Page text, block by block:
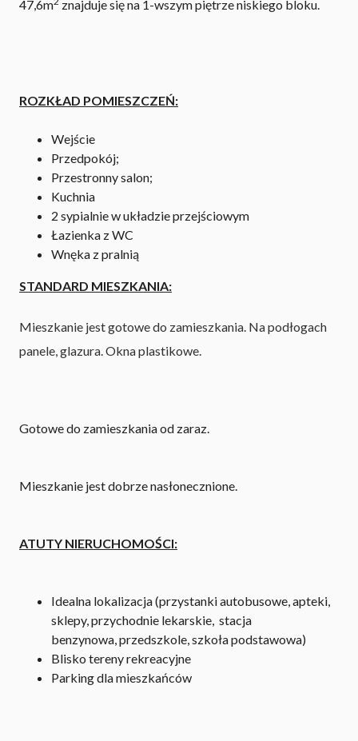
47,6m znajduje się na 1-wszym piętrze niskiego bloku.
ROZKŁAD POMIESZCZEŃ:
Wejście
Przedpokój;
Przestronny salon;
Kuchnia
2 sypialnie w układzie przejściowym
Łazienka z WC
Wnęka z pralnią
STANDARD MIESZKANIA:
Mieszkanie jest gotowe do zamieszkania. Na podłogach
panele, glazura. Okna plastikowe.
Gotowe do zamieszkania od zaraz.
Mieszkanie jest dobrze nasłonecznione.
ATUTY NIERUCHOMOŚCI:
Idealna lokalizacja (przystanki autobusowe, apteki,
sklepy, przychodnie lekarskie, stacja
benzynowa, przedszkole, szkoła podstawowa)
Blisko tereny rekreacyjne
Parking dla mieszkańców